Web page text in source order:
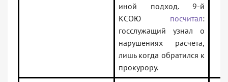
иной подход. 9-й
КСОЮ посчитал:
госслужащий узнал о
нарушениях расчета,
лишь когда обратился к
прокурору.